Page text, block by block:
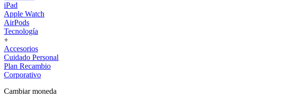
iPad
Apple Watch
AirPods
Tecnología
+
Accesorios
Cuidado Personal
Plan Recambio
Corporativo
Cambiar moneda